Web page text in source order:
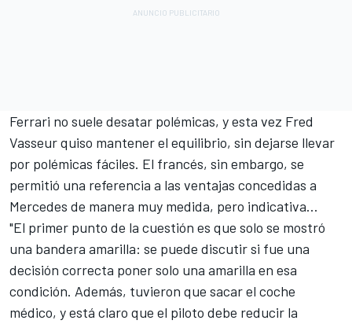
Ferrari no suele desatar polémicas, y esta vez Fred
Vasseur quiso mantener el equilibrio, sin dejarse llevar
por polémicas fáciles. El francés, sin embargo, se
permitió una referencia a las ventajas concedidas a
Mercedes de manera muy medida, pero indicativa...
"El primer punto de la cuestión es que solo se mostró
una bandera amarilla: se puede discutir si fue una
decisión correcta poner solo una amarilla en esa
condición. Además, tuvieron que sacar el coche
médico, y está claro que el piloto debe reducir la